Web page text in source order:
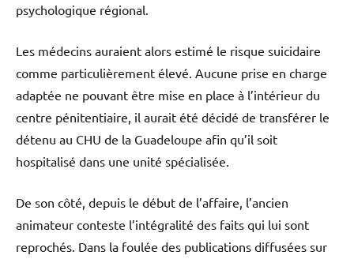
psychologique régional.
Les médecins auraient alors estimé le risque suicidaire
comme particulièrement élevé. Aucune prise en charge
adaptée ne pouvant être mise en place à l’intérieur du
centre pénitentiaire, il aurait été décidé de transférer le
détenu au CHU de la Guadeloupe afin qu’il soit
hospitalisé dans une unité spécialisée.
De son côté, depuis le début de l’affaire, l’ancien
animateur conteste l’intégralité des faits qui lui sont
reprochés. Dans la foulée des publications diffusées sur